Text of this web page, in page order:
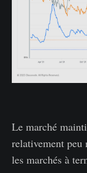
Le marché
relativement
les marchés à